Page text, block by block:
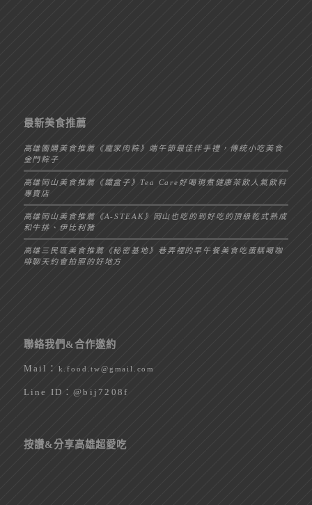
最新美食推薦
高雄團購美食推薦《龐家肉粽》端午節最佳伴手禮，傳統小吃美食
金門粽子
高雄岡山美食推薦《鐵盒子》Tea Care好喝現煮健康茶飲人氣飲料
專賣店
高雄岡山美食推薦《A-STEAK》岡山也吃的到好吃的頂級乾式熟成
和牛排、伊比利豬
高雄三民區美食推薦《秘密基地》巷弄裡的早午餐美食吃蛋糕喝咖
啡聊天約會拍照的好地方
聯絡我們&合作邀約
Mail： k.food.tw@gmail.com
Line ID：@bij7208f
按讚&分享高雄超愛吃